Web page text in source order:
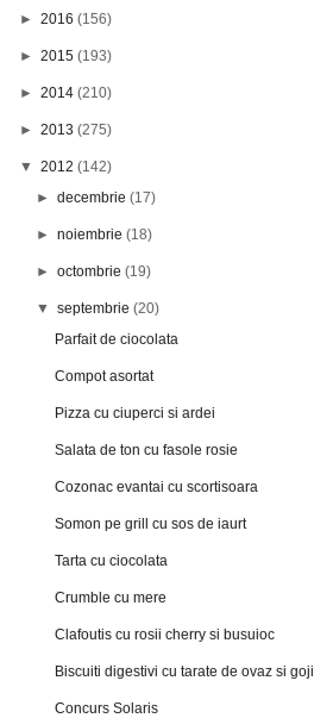
► 2016 (156)
► 2015 (193)
► 2014 (210)
► 2013 (275)
▼ 2012 (142)
►decembrie(17)
►noiembrie(18)
►octombrie(19)
▼septembrie(20)
Parfait de ciocolata
Compot asortat
Pizza cu ciuperci si ardei
Salata de ton cu fasole rosie
Cozonac evantai cu scortisoara
Somon pe grill cu sos de iaurt
Tarta cu ciocolata
Crumble cu mere
Clafoutis cu rosii cherry si busuioc
Biscuiti digestivi cu tarate de ovaz si goji
Concurs Solaris